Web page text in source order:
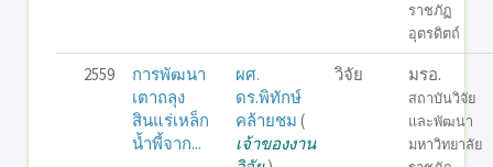
ราชภัฏ
อุตรดิตถ์
2559
การพัฒนา
เตาถลุง
สินแร่เหล็ก
น้ำพี้จาก...
ผศ.
ดร.พิทักษ์
คล้ายชม (
เจ้าของงาน
วิจัย มรอ.
สถาบันวิจัย
และพัฒนา
มหาวิทยาลัย